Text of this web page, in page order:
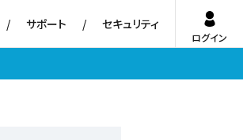
サポート セキュリティ
ログイン